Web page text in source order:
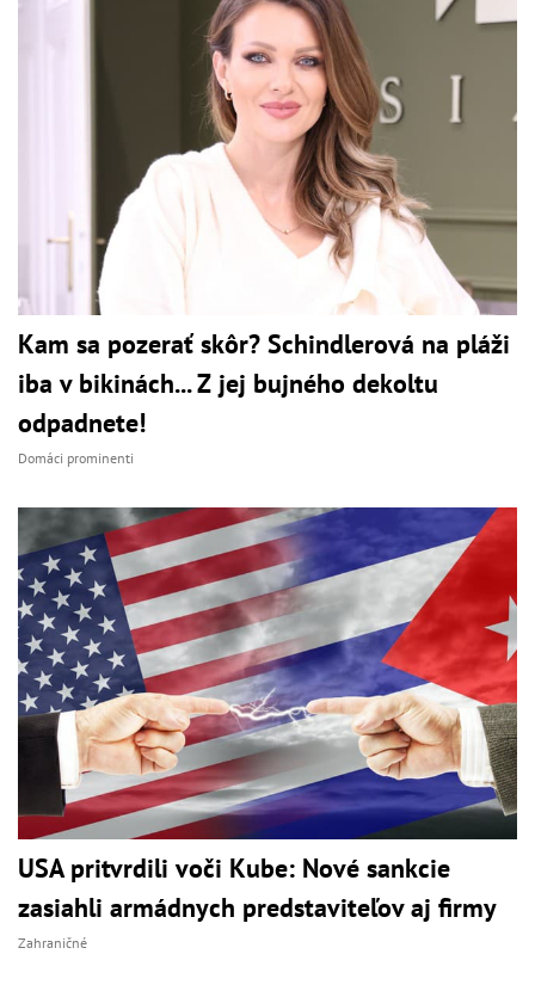
Kam sa pozerať skôr? Schindlerová na pláži
iba v bikinách... Z jej bujného dekoltu
odpadnete!
Domáci prominenti
USA pritvrdili voči Kube: Nové sankcie
zasiahli armádnych predstaviteľov aj firmy
Zahraničné